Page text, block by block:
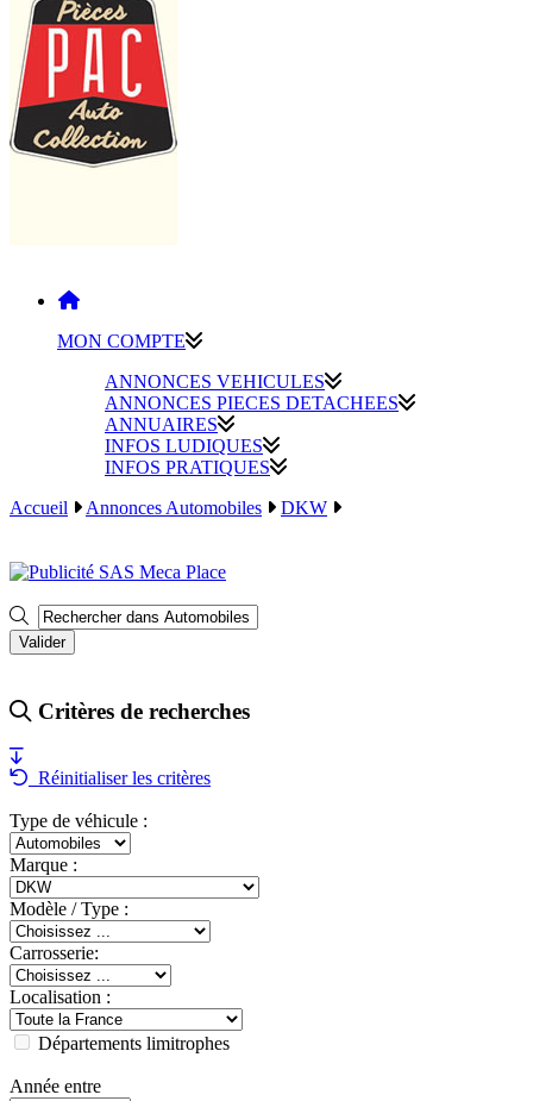
MON COMPTE
ANNONCES VEHICULES
ANNONCES PIECES DETACHEES
ANNUAIRES
INFOS LUDIQUES
INFOS PRATIQUES
Accueil
Annonces Automobiles DKW
Critères de recherches
Réinitialiser les critères
Type de véhicule :
Marque :
Modèle / Type :
Carrosserie:
Localisation :
Départements limitrophes
Année entre